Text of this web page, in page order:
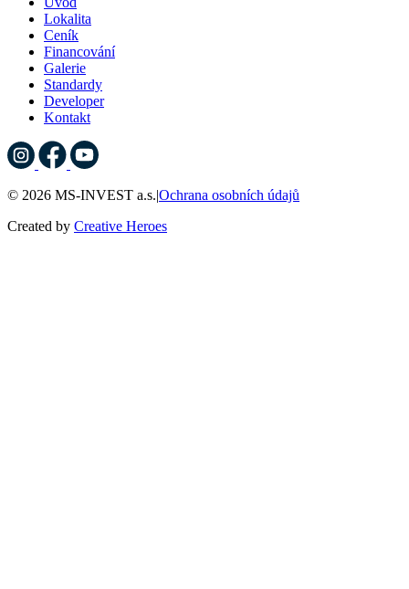
Lokalita
Ceník
Financování
Galerie
Standardy
Developer
Kontakt
© 2026 MS-INVEST a.s.|Ochrana osobních údajů
Created by Creative Heroes